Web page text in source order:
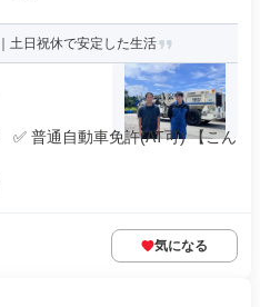
土日祝休で安定した生活
✅ 普通自動車免許(AT可) 【こん
気になる